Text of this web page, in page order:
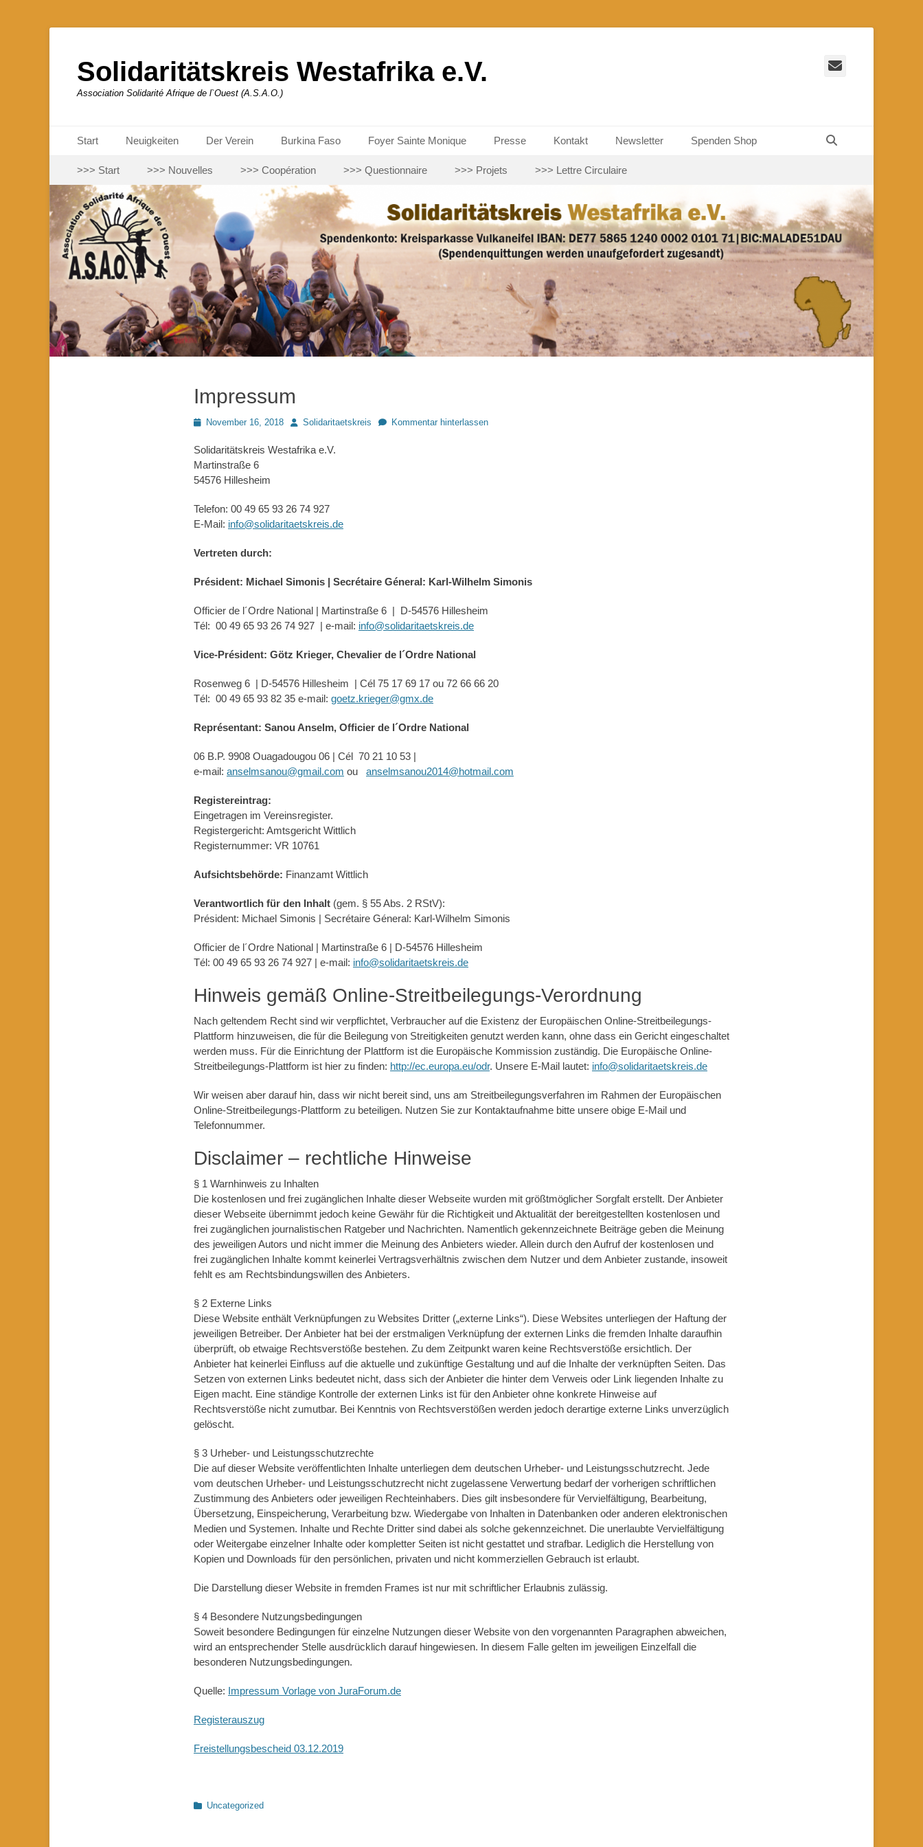
Solidaritätskreis Westafrika e.V.
Association Solidarité Afrique de l`Ouest (A.S.A.O.)
E-
Primäres Menü
Inhalt
Start Neuigkeiten Der Verein Burkina Faso Foyer Sainte Monique Presse Kontakt Newsletter Spenden Shop
Sekundäres Menü
springen
>>> Start >>> Nouvelles >>> Coopération >>> Questionnaire >>> Projets >>> Lettre Circulaire
Impressum
PostedNovember 16, 2018 AutorSolidaritaetskreis Kommentar hinterlassen
Solidaritätskreis Westafrika e.V.
Martinstraße 6
54576 Hillesheim
Telefon: 00 49 65 93 26 74 927
E-Mail: info@solidaritaetskreis.de
Vertreten durch:
Président: Michael Simonis | Secrétaire Géneral: Karl-Wilhelm Simonis
Officier de l´Ordre National | Martinstraße 6 | D-54576 Hillesheim
Tél: 00 49 65 93 26 74 927 | e-mail: info@solidaritaetskreis.de
Vice-Président: Götz Krieger, Chevalier de l´Ordre National
Rosenweg 6 | D-54576 Hillesheim | Cél 75 17 69 17 ou 72 66 66 20
Tél: 00 49 65 93 82 35 e-mail: goetz.krieger@gmx.de
Représentant: Sanou Anselm, Officier de l´Ordre National
06 B.P. 9908 Ouagadougou 06 | Cél 70 21 10 53 |
e-mail: anselmsanou@gmail.com ou anselmsanou2014@hotmail.com
Registereintrag:
Eingetragen im Vereinsregister.
Registergericht: Amtsgericht Wittlich
Registernummer: VR 10761
Aufsichtsbehörde: Finanzamt Wittlich
Verantwortlich für den Inhalt (gem. § 55 Abs. 2 RStV):
Président: Michael Simonis | Secrétaire Géneral: Karl-Wilhelm Simonis
Officier de l´Ordre National | Martinstraße 6 | D-54576 Hillesheim
Tél: 00 49 65 93 26 74 927 | e-mail: info@solidaritaetskreis.de
Hinweis gemäß Online-Streitbeilegungs-Verordnung
Nach geltendem Recht sind wir verpflichtet, Verbraucher auf die Existenz der Europäischen Online-Streitbeilegungs-
Plattform hinzuweisen, die für die Beilegung von Streitigkeiten genutzt werden kann, ohne dass ein Gericht eingeschaltet
werden muss. Für die Einrichtung der Plattform ist die Europäische Kommission zuständig. Die Europäische Online-
Streitbeilegungs-Plattform ist hier zu finden: http://ec.europa.eu/odr. Unsere E-Mail lautet: info@solidaritaetskreis.de
Wir weisen aber darauf hin, dass wir nicht bereit sind, uns am Streitbeilegungsverfahren im Rahmen der Europäischen
Online-Streitbeilegungs-Plattform zu beteiligen. Nutzen Sie zur Kontaktaufnahme bitte unsere obige E-Mail und
Telefonnummer.
Disclaimer – rechtliche Hinweise
§ 1 Warnhinweis zu Inhalten
Die kostenlosen und frei zugänglichen Inhalte dieser Webseite wurden mit größtmöglicher Sorgfalt erstellt. Der Anbieter
dieser Webseite übernimmt jedoch keine Gewähr für die Richtigkeit und Aktualität der bereitgestellten kostenlosen und
frei zugänglichen journalistischen Ratgeber und Nachrichten. Namentlich gekennzeichnete Beiträge geben die Meinung
des jeweiligen Autors und nicht immer die Meinung des Anbieters wieder. Allein durch den Aufruf der kostenlosen und
frei zugänglichen Inhalte kommt keinerlei Vertragsverhältnis zwischen dem Nutzer und dem Anbieter zustande, insoweit
fehlt es am Rechtsbindungswillen des Anbieters.
§ 2 Externe Links
Diese Website enthält Verknüpfungen zu Websites Dritter („externe Links“). Diese Websites unterliegen der Haftung der
jeweiligen Betreiber. Der Anbieter hat bei der erstmaligen Verknüpfung der externen Links die fremden Inhalte daraufhin
überprüft, ob etwaige Rechtsverstöße bestehen. Zu dem Zeitpunkt waren keine Rechtsverstöße ersichtlich. Der
Anbieter hat keinerlei Einfluss auf die aktuelle und zukünftige Gestaltung und auf die Inhalte der verknüpften Seiten. Das
Setzen von externen Links bedeutet nicht, dass sich der Anbieter die hinter dem Verweis oder Link liegenden Inhalte zu
Eigen macht. Eine ständige Kontrolle der externen Links ist für den Anbieter ohne konkrete Hinweise auf
Rechtsverstöße nicht zumutbar. Bei Kenntnis von Rechtsverstößen werden jedoch derartige externe Links unverzüglich
gelöscht.
§ 3 Urheber- und Leistungsschutzrechte
Die auf dieser Website veröffentlichten Inhalte unterliegen dem deutschen Urheber- und Leistungsschutzrecht. Jede
vom deutschen Urheber- und Leistungsschutzrecht nicht zugelassene Verwertung bedarf der vorherigen schriftlichen
Zustimmung des Anbieters oder jeweiligen Rechteinhabers. Dies gilt insbesondere für Vervielfältigung, Bearbeitung,
Übersetzung, Einspeicherung, Verarbeitung bzw. Wiedergabe von Inhalten in Datenbanken oder anderen elektronischen
Medien und Systemen. Inhalte und Rechte Dritter sind dabei als solche gekennzeichnet. Die unerlaubte Vervielfältigung
oder Weitergabe einzelner Inhalte oder kompletter Seiten ist nicht gestattet und strafbar. Lediglich die Herstellung von
Kopien und Downloads für den persönlichen, privaten und nicht kommerziellen Gebrauch ist erlaubt.
Die Darstellung dieser Website in fremden Frames ist nur mit schriftlicher Erlaubnis zulässig.
§ 4 Besondere Nutzungsbedingungen
Soweit besondere Bedingungen für einzelne Nutzungen dieser Website von den vorgenannten Paragraphen abweichen,
wird an entsprechender Stelle ausdrücklich darauf hingewiesen. In diesem Falle gelten im jeweiligen Einzelfall die
besonderen Nutzungsbedingungen.
Quelle: Impressum Vorlage von JuraForum.de
Registerauszug
Freistellungsbescheid 03.12.2019
Kategorien
Uncategorized